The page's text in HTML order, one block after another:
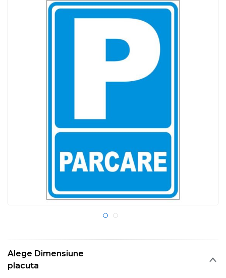
Alege Dimensiune
placuta